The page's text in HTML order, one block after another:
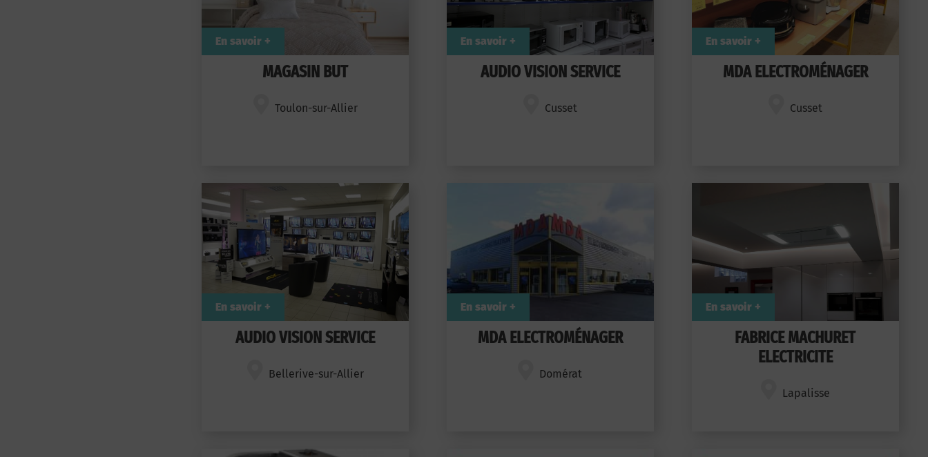
MAGASIN BUT
Toulon-sur-Allier
En savoir +
AUDIO VISION SERVICE
Cusset
En savoir +
MDA ELECTROMÉNAGER
Cusset
En savoir +
AUDIO VISION SERVICE
Bellerive-sur-Allier
En savoir +
MDA ELECTROMÉNAGER
Domérat
En savoir +
FABRICE MACHURET
ELECTRICITE
Lapalisse
En savoir +